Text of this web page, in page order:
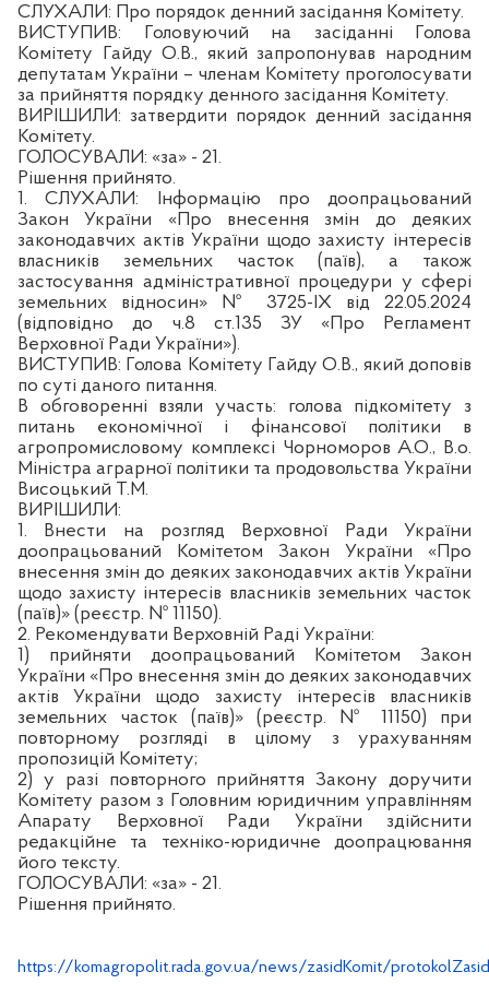
СЛУХАЛИ: Про порядок денний засідання Комітету.
ВИСТУПИВ: Головуючий на засіданні Голова
Комітету Гайду О.В., який запропонував народним
депутатам України – членам Комітету проголосувати
за прийняття порядку денного засідання Комітету.
ВИРІШИЛИ: затвердити порядок денний засідання
Комітету.
ГОЛОСУВАЛИ: «за» - 21.
Рішення прийнято.
1. СЛУХАЛИ:
Інформацію про доопрацьований
Закон України «Про внесення змін до деяких
законодавчих актів України щодо захисту інтересів
власників земельних часток (паїв), а також
застосування адміністративної процедури у сфері
земельних відносин» № 3725-ІХ від 22.05.2024
(відповідно до ч.8 ст.135 ЗУ «Про Регламент
Верховної Ради України»).
ВИСТУПИВ: Голова Комітету Гайду О.В., який доповів
по суті даного питання.
В обговоренні взяли участь: голова підкомітету з
питань економічної і фінансової політики в
агропромисловому комплексі Чорноморов А.О., В.о.
Міністра аграрної політики та продовольства України
Висоцький Т.М.
ВИРІШИЛИ:
1. Внести на розгляд Верховної Ради України
доопрацьований Комітетом Закон України «Про
внесення змін до деяких законодавчих актів України
щодо захисту інтересів власників земельних часток
(паїв)» (реєстр. № 11150).
2. Рекомендувати Верховній Раді України:
1) прийняти доопрацьований Комітетом Закон
України «Про внесення змін до деяких законодавчих
актів України щодо захисту інтересів власників
земельних часток (паїв)» (реєстр. № 11150) при
повторному розгляді в цілому з урахуванням
пропозицій Комітету;
2) у разі повторного прийняття Закону доручити
Комітету разом з Головним юридичним управлінням
Апарату Верховної Ради України здійснити
редакційне та техніко-юридичне доопрацювання
його тексту.
ГОЛОСУВАЛИ: «за» - 21.
Рішення прийнято.
https://komagropolit.rada.gov.ua/news/zasidKomit/